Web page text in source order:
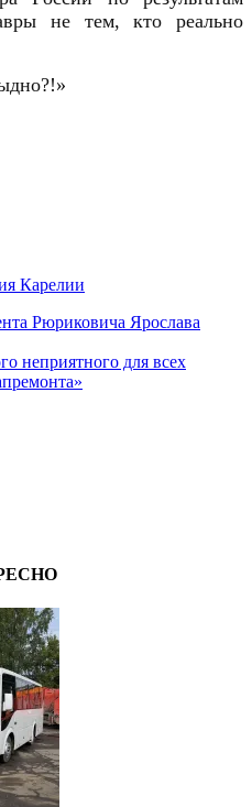
не тем, кто реально
Карелии
Рюриковича Ярослава
неприятного для всех